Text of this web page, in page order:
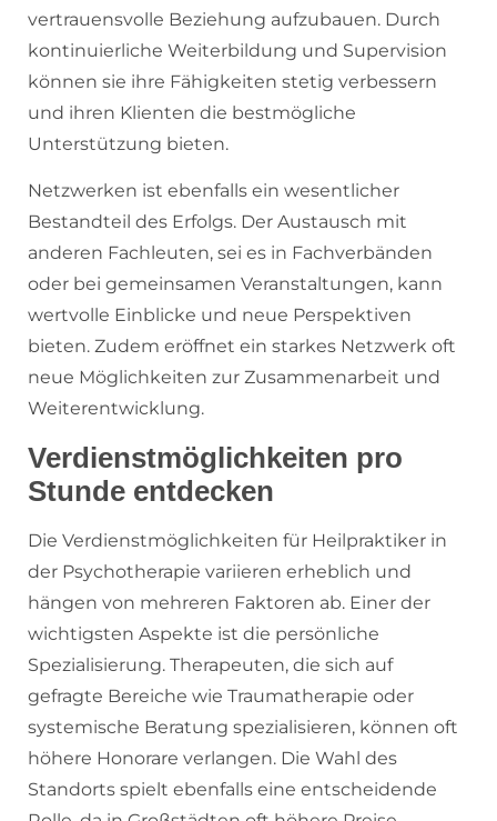
vertrauensvolle Beziehung aufzubauen. Durch
kontinuierliche Weiterbildung und Supervision
können sie ihre Fähigkeiten stetig verbessern
und ihren Klienten die bestmögliche
Unterstützung bieten.
Netzwerken ist ebenfalls ein wesentlicher
Bestandteil des Erfolgs. Der Austausch mit
anderen Fachleuten, sei es in Fachverbänden
oder bei gemeinsamen Veranstaltungen, kann
wertvolle Einblicke und neue Perspektiven
bieten. Zudem eröffnet ein starkes Netzwerk oft
neue Möglichkeiten zur Zusammenarbeit und
Weiterentwicklung.
Verdienstmöglichkeiten pro
Stunde entdecken
Die Verdienstmöglichkeiten für Heilpraktiker in
der Psychotherapie variieren erheblich und
hängen von mehreren Faktoren ab. Einer der
wichtigsten Aspekte ist die persönliche
Spezialisierung. Therapeuten, die sich auf
gefragte Bereiche wie Traumatherapie oder
systemische Beratung spezialisieren, können oft
höhere Honorare verlangen. Die Wahl des
Standorts spielt ebenfalls eine entscheidende